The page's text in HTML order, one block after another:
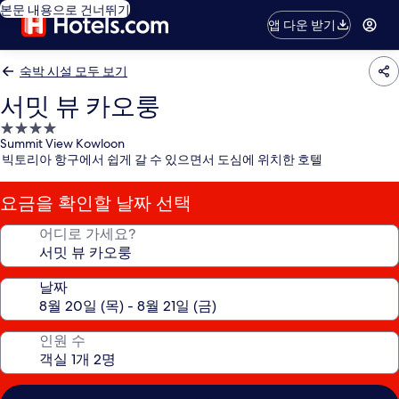
본문 내용으로 건너뛰기
앱 다운 받기
숙박 시설 모두 보기
서밋 뷰 카오룽
4.0
성
급
숙
박
시
Summit View Kowloon
빅토리아 항구에서 쉽게 갈 수 있으면서 도심에 위치한 호텔
요금을 확인할 날짜 선택
어디로 가세요?
날짜
인원 수